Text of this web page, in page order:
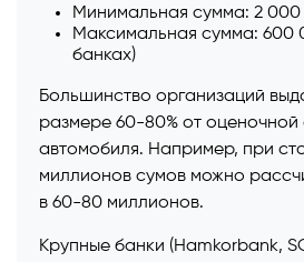
Минимальная сумма: 2 000
Максимальная сумма: 600
банках)
Большинство организаций
размере 60-80% от оценочной
автомобиля. Например, при
миллионов сумов можно
в 60-80 миллионов.
Крупные банки (Hamkorbank,